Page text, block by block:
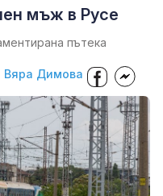
мъж в Русе
пътека
Вяра Димова